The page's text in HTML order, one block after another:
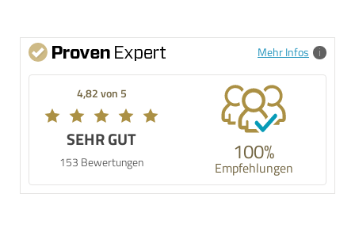
Mehr Infos
4,82 von 5
SEHR GUT
153 Bewertungen 100%
Empfehlungen